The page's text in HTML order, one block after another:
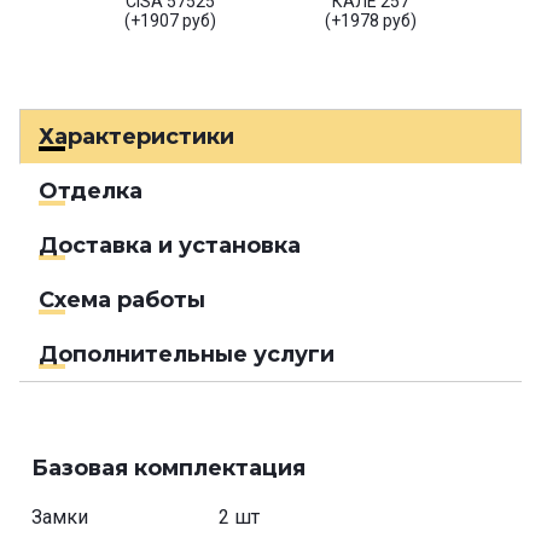
(+1907 руб)
(+1978 руб)
Характеристики
Отделка
Доставка и установка
Схема работы
Дополнительные услуги
Базовая комплектация
Замки 2 шт